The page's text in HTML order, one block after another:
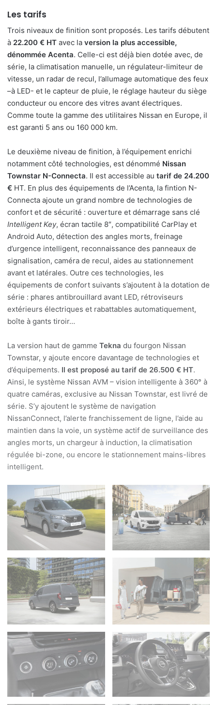
Les tarifs
Trois niveaux de finition sont proposés. Les tarifs débutent
à 22.200 € HT avec la version la plus accessible,
dénommée Acenta. Celle-ci est déjà bien dotée avec, de
série, la climatisation manuelle, un régulateur-limiteur de
vitesse, un radar de recul, l’allumage automatique des feux
–à LED- et le capteur de pluie, le réglage hauteur du siège
conducteur ou encore des vitres avant électriques.
Comme toute la gamme des utilitaires Nissan en Europe, il
est garanti 5 ans ou 160 000 km.
Le deuxième niveau de finition, à l’équipement enrichi
notamment côté technologies, est dénommé Nissan
Townstar N-Connecta. Il est accessible au tarif de 24.200
€ HT. En plus des équipements de l’Acenta, la fintion N-
Connecta ajoute un grand nombre de technologies de
confort et de sécurité : ouverture et démarrage sans clé
Intelligent Key, écran tactile 8″, compatibilité CarPlay et
Android Auto, détection des angles morts, freinage
d’urgence intelligent, reconnaissance des panneaux de
signalisation, caméra de recul, aides au stationnement
avant et latérales. Outre ces technologies, les
équipements de confort suivants s’ajoutent à la dotation de
série : phares antibrouillard avant LED, rétroviseurs
extérieurs électriques et rabattables automatiquement,
boîte à gants tiroir…
La version haut de gamme Tekna du fourgon Nissan
Townstar, y ajoute encore davantage de technologies et
d’équipements. Il est proposé au tarif de 26.500 € HT.
Ainsi, le système Nissan AVM – vision intelligente à 360° à
quatre caméras, exclusive au Nissan Townstar, est livré de
série. S’y ajoutent le système de navigation
NissanConnect, l’alerte franchissement de ligne, l’aide au
maintien dans la voie, un système actif de surveillance des
angles morts, un chargeur à induction, la climatisation
régulée bi-zone, ou encore le stationnement mains-libres
intelligent.